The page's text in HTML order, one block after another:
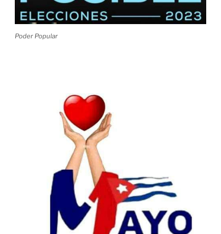
Poder Popular